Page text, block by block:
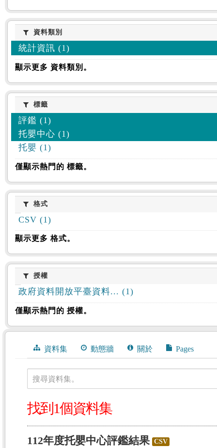
資料類別
資料類別
統計資訊 (1)
顯示更多 資料類別。
標籤標籤
評鑑 (1)
托嬰中心 (1)
托嬰 (1)
僅顯示熱門的 標籤。
格式格式
CSV (1)
顯示更多 格式。
授權授權
政府資料開放平臺資料... (1)
僅顯示熱門的 授權。
資料集 動態牆 關於 Pages
搜尋資料集。
找到1個資料集
112年度托嬰中心評鑑結果 CSV